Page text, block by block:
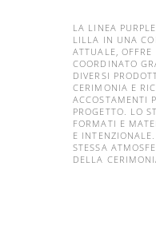
LA LINEA
LILLA IN UNA
ATTUALE,
COORDINATO
DIVERSI
CERIMONIA E
ACCOSTAMENTI
PROGETTO. LO
FORMATI E
E
STESSA
DELLA